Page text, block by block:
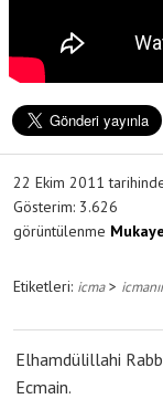
22 Ekim 2011
Gösterim: 3.626
görüntülenme
Etiketleri: icma>
Elhamdülillahi
Ecmain.